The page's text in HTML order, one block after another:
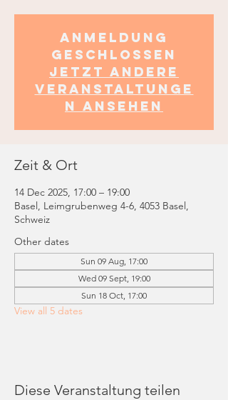
Anmeldung
geschlossen
Jetzt andere
Veranstaltunge
n ansehen
Zeit & Ort
14 Dec 2025, 17:00 – 19:00
Basel, Leimgrubenweg 4-6, 4053 Basel,
Schweiz
Other dates
Sun 09 Aug, 17:00
Wed 09 Sept, 19:00
Sun 18 Oct, 17:00
View all 5 dates
Diese Veranstaltung teilen